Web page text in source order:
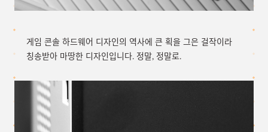
게임 콘솔 하드웨어 디자인의 역사에 큰 획을 그은 걸작이라
칭송받아 마땅한 디자인입니다. 정말, 정말로.